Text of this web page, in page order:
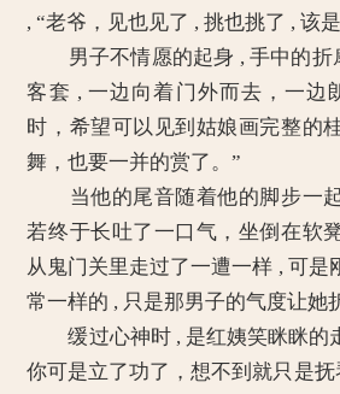
, “老爷，见也见了 , 挑也挑了 , 该
男子不情愿的起身 , 手中的折
客套 , 一边向着门外而去，一边
时，希望可以见到姑娘画完整的
舞，也要一并的赏了。”
当他的尾音随着他的脚步一
若终于长吐了一口气，坐倒在软
从鬼门关里走过了一遭一样 , 可是
常一样的 , 只是那男子的气度让她
缓过心神时 , 是红姨笑眯眯的
你可是立了功了，想不到就只是